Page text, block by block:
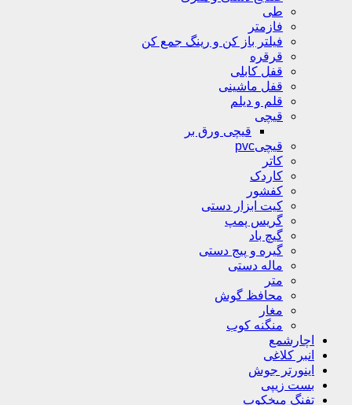
طی
فازمتر
فیلتر باز کن و رینگ جمع کن
قرقره
قفل کابلی
قفل ماشینی
قلم و دیلم
قیچی
قیچی ورق بر
قیچیpvc
کاتر
کاردک
کفشور
کیت ابزار دستی
گریس پمپ
گیچ باد
گیره و پیج دستی
ماله دستی
متر
محافظ گوش
مغار
منگنه کوب
اچارشمع
انبر کلاغی
اینورتر جوش
بست زیپی
تفنگ میخکوب